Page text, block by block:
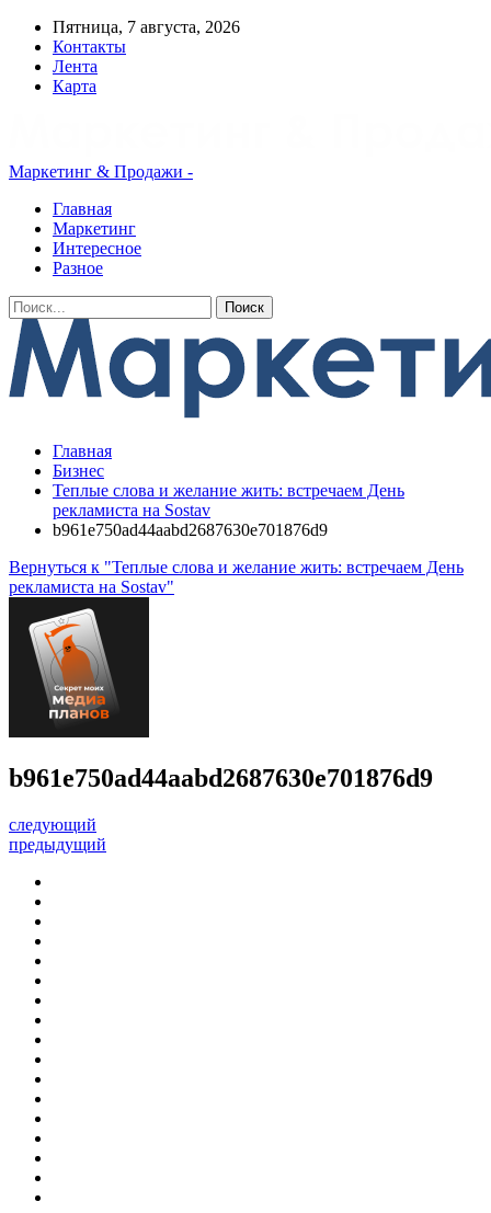
Пятница, 7 августа, 2026
Контакты
Лента
Карта
Маркетинг & Продажи -
Главная
Маркетинг
Интересное
Разное
Главная
Бизнес
Теплые слова и желание жить: встречаем День
рекламиста на Sostav
b961e750ad44aabd2687630e701876d9
Вернуться к "Теплые слова и желание жить: встречаем День
рекламиста на Sostav"
b961e750ad44aabd2687630e701876d9
следующий
предыдущий